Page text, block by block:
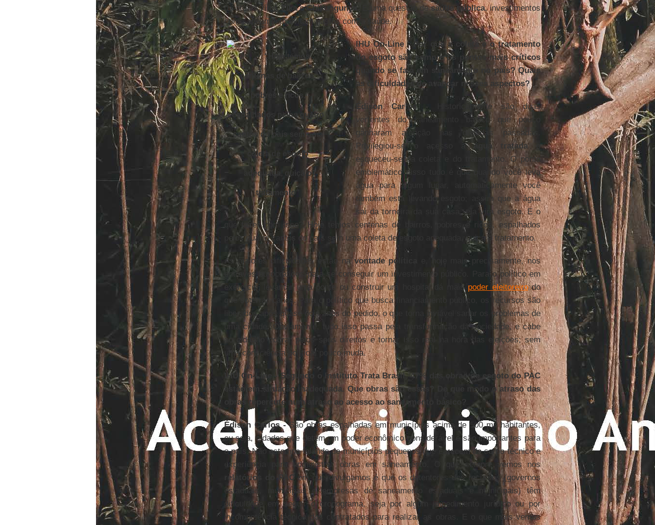
os atuais vírusZikaeChikungunya. É uma questão desaúde pública, investimentos
com saneamento evitam gastos com a saúde.
“Hoje temos
centenas de bairros,
pobres e ricos,
espalhados pelos quatro
cantos do país sem uma
coleta de esgoto
adequada, quiçá o
tratamento
IHU On-Line - Por que a coleta e o tratamento
do esgoto são sempre os pontos mais críticos
quando se fala em saneamento no país? Quais
as dificuldades de avançar nesses aspectos?
Édison Carlos -
Historicamente são duas
vertentes do saneamento básico que pouco
ganharam atenção nas décadas passadas.
Privilegiou-se o acesso àágua tratadae
esqueceu-se da coleta e do tratamento. O ponto
emblemático disso tudo é que quando você leva
água para algum lugar, automaticamente você
também está levando esgoto; assim que a água
sai da torneira da sua casa, ela vira esgoto. E o
que fazer com isso? Hoje temos centenas de bairros, pobres e ricos, espalhados
pelos quatro cantos do país sem uma coleta de esgoto adequada, quiçá o tratamento.
As maiores dificuldades estão navontade política
e, hoje mais precisamente, nos
entraves burocráticos para se conseguir um investimento público. Para o político em
exercício, levantar uma ponte ou construir um hospital dá mais poder eleitoreirodo
que soterrar canos. Para o político que busca financiamento público, os recursos são
liberados após quase dois anos do pedido, o que torna inviável sanar os problemas de
uma cidade. Obviamente, tudo isso passa pela transformação da sociedade, e cabe
ao cidadão cobrar pelos seus direitos e tornar isso real na hora das eleições; sem
uma consciência política, pouco muda.
IHU On-Line - Segundo o Instituto Trata Brasil, 47% das obras de esgoto do PAC
estão em situação inadequada. Que obras são essas? De que modo o atraso das
obras repercute num atraso ao acesso ao saneamento básico?
Édison Carlos -São obras espalhadas em municípios acima de 500 mil habitantes,
ou seja, cidades que detêm um poder econômico considerável e são importantes para
o país. Não estamos falando de municípios pequenos que carecem de corpo técnico e
experiência para administrar obras em saneamento. O que sempre vemos nos
relatórios do PAC em que divulgamos é que os detentores dos recursos (governos
estaduais, municipais e empresas de saneamento estaduais e municipais) têm
dificuldade em seguir o cronograma, seja por algum impedimento jurídico ou por
incompetência técnica dos contratados para realizar as obras. E o que mais vemos